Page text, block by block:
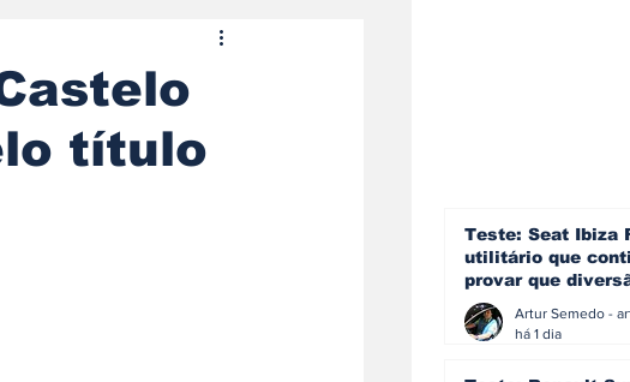
Testes e Comparativos
Tecnologiatítulo
Teste: Seat Ibiza
utilitário que
provar que
eficiência e
simplicidade
há 1 dia